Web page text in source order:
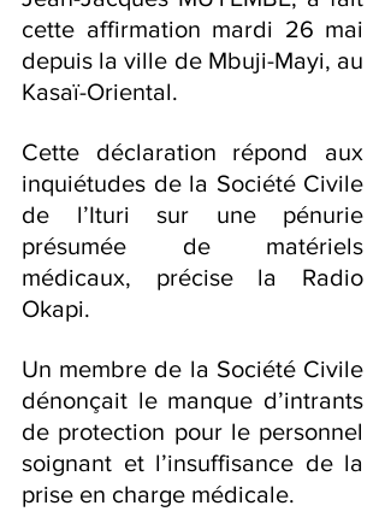
cette affirmation mardi 26 mai
depuis la ville de Mbuji-Mayi, au
Kasaï-Oriental.
Cette déclaration répond aux
inquiétudes de la Société Civile
de l’Ituri sur une pénurie
présumée de matériels
médicaux, précise la Radio
Okapi.
Un membre de la Société Civile
dénonçait le manque d’intrants
de protection pour le personnel
soignant et l’insuffisance de la
prise en charge médicale.